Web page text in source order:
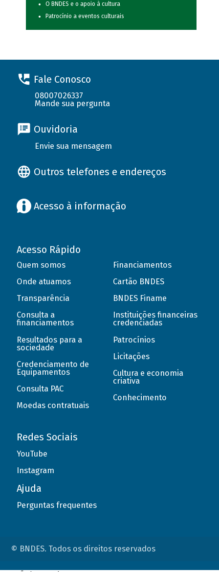
O BNDES e o apoio à cultura
Patrocínio a eventos culturais
Fale Conosco
08007026337
Mande sua pergunta
Ouvidoria
Envie sua mensagem
Outros telefones e endereços
Acesso à informação
Acesso Rápido
Quem somos
Onde atuamos
Transparência
Consulta a
financiamentos
Resultados para a
sociedade
Credenciamento de
Equipamentos
Consulta PAC
Moedas contratuais
Financiamentos
Cartão BNDES
BNDES Finame
Instituições financeiras
credenciadas
Patrocínios
Licitações
Cultura e economia
criativa
Conhecimento
Redes Sociais
YouTube
Instagram
Ajuda
Perguntas frequentes
© BNDES. Todos os direitos reservados